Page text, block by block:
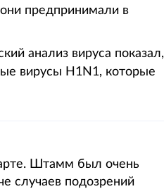
предпринимали в
анализ вируса показал,
вирусы H1N1, которые
Штамм был очень
случаев подозрений